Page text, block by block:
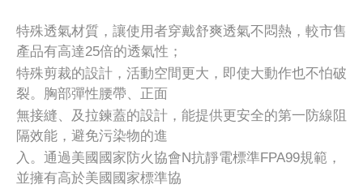
特殊透氣材質，讓使用者穿戴舒爽透氣不悶熱，較市售
產品有高達25倍的透氣性；
特殊剪裁的設計，活動空間更大，即使大動作也不怕破
裂。胸部彈性腰帶、正面
無接縫、及拉鍊蓋的設計，能提供更安全的第一防線阻
隔效能，避免污染物的進
入。通過美國國家防火協會N抗靜電標準FPA99規範，
並擁有高於美國國家標準協